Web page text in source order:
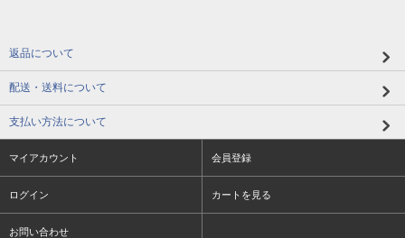
返品について
配送・送料について
支払い方法について
マイアカウント 会員登録
ログイン カートを見る
お問い合わせ